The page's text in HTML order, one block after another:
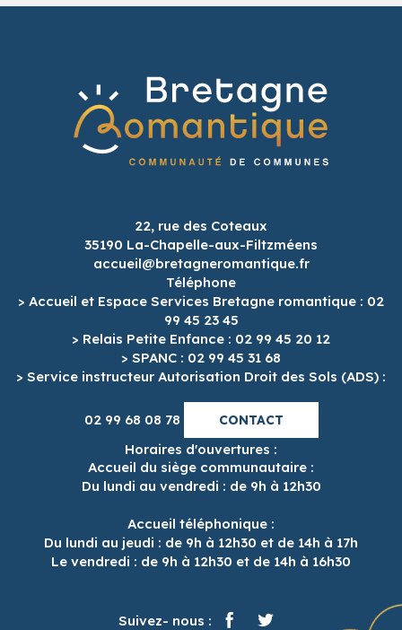
22, rue des Coteaux
35190 La-Chapelle-aux-Filtzméens
accueil@bretagneromantique.fr
Téléphone
> Accueil et Espace Services Bretagne romantique : 02
99 45 23 45
> Relais Petite Enfance : 02 99 45 20 12
> SPANC : 02 99 45 31 68
> Service instructeur Autorisation Droit des Sols (ADS) :
02 99 68 08 78 CONTACT
Horaires d'ouvertures :
Accueil du siège communautaire :
Du lundi au vendredi : de 9h à 12h30
Accueil téléphonique :
Du lundi au jeudi : de 9h à 12h30 et de 14h à 17h
Le vendredi : de 9h à 12h30 et de 14h à 16h30
Suivez- nous :